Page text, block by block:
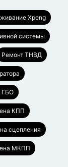
Xpeng
системы
Ремонт ТНВД
ГБО
КПП
сцепления
МКПП